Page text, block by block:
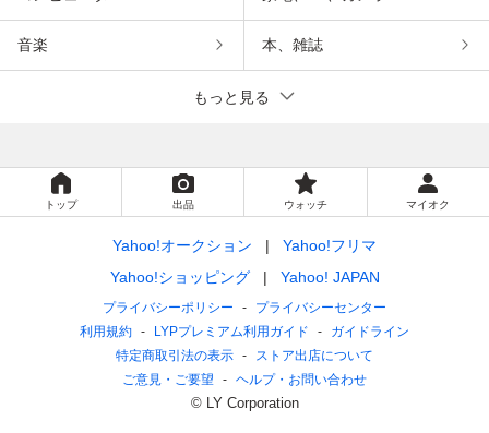
音楽 本、雑誌
もっと見る
トップ 出品 ウォッチ マイオク
Yahoo!オークション
Yahoo!フリマ
Yahoo!ショッピング
Yahoo! JAPAN
プライバシーポリシー
プライバシーセンター
利用規約
LYPプレミアム利用ガイド
ガイドライン
特定商取引法の表示
ストア出店について
ご意見・ご要望
ヘルプ・お問い合わせ
© LY Corporation